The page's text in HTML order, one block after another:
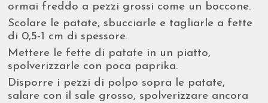
ormai freddo a pezzi grossi come un boccone.
Scolare le patate, sbucciarle e tagliarle a fette
di 0,5-1 cm di spessore.
Mettere le fette di patate in un piatto,
spolverizzarle con poca paprika.
Disporre i pezzi di polpo sopra le patate,
salare con il sale grosso, spolverizzare ancora